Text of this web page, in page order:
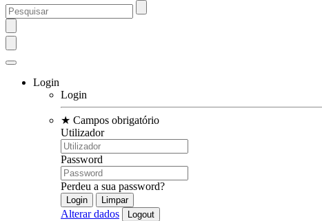
Login
Login
★ Campos obrigatório
Utilizador
Password
Perdeu a sua password?
Alterar dados